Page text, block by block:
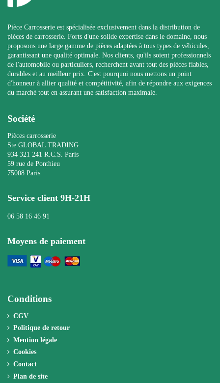
Pièce Carrosserie est spécialisée exclusivement dans la distribution de
pièces de carrosserie. Forts d'une solide expertise dans le domaine, nous
proposons une large gamme de pièces adaptées à tous types de véhicules,
garantissant une qualité optimale. Nos clients, qu'ils soient professionnels
de l'automobile ou particuliers, recherchent avant tout des pièces fiables,
durables et au meilleur prix. C'est pourquoi nous mettons un point
d'honneur à allier qualité et compétitivité, afin de répondre aux exigences
du marché tout en assurant une satisfaction maximale.
Société
Pièces carrosserie
Ste GLOBAL TRADING
934 321 241 R.C.S. Paris
59 rue de Ponthieu
75008 Paris
Service client 9H-21H
06 58 16 46 91
Moyens de paiement
Conditions
CGV
Politique de retour
Mention légale
Cookies
Contact
Plan de site